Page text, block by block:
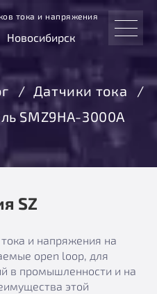
тока и напряжения
Новосибирск
Датчики тока
SMZ9HA-3000А
SZ
и напряжения на
open loop, для
в промышленности и на
этой